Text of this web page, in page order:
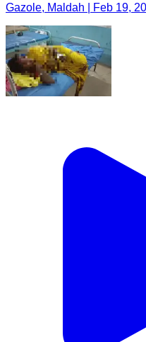
Gazole, Maldah | Feb 19,